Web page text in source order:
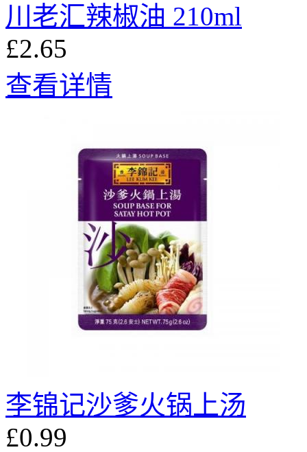
川老汇辣椒油 210ml
£2.65
查看详情
李锦记沙爹火锅上汤
£0.99